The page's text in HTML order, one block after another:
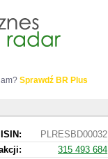
Sprawdź BR Plus
ISIN:
PLRESBD00032
315 493 684